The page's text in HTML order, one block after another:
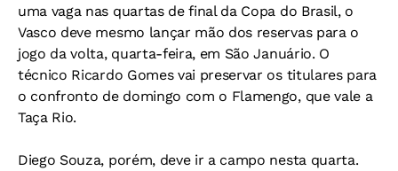
uma vaga nas quartas de final da Copa do Brasil, o
Vasco deve mesmo lançar mão dos reservas para o
jogo da volta, quarta-feira, em São Januário. O
técnico Ricardo Gomes vai preservar os titulares para
o confronto de domingo com o Flamengo, que vale a
Taça Rio.
Diego Souza, porém, deve ir a campo nesta quarta.